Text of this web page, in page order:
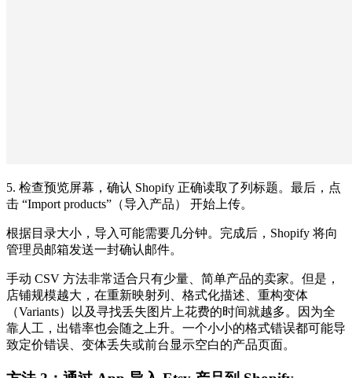
5. 检查预览屏幕，确认 Shopify 正确读取了列标题。最后，点
击 “Import products”（导入产品） 开始上传。
根据目录大小，导入可能需要几分钟。完成后，Shopify 将向
管理员邮箱发送一封确认邮件。
手动 CSV 方法非常适合只有少量、简单产品的卖家。但是，
店铺规模越大，在重新映射列、格式化描述、重构变体
（Variants）以及寻找丢失图片上花费的时间就越多。因为全
靠人工，出错率也会随之上升。一个小小的格式错误都可能导
致定价错误、变体丢失或前台显示空白的产品页面。